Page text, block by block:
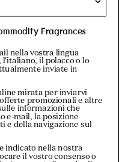
price
Fragrances
nella vostra lingua
il polacco o lo
inviate in
mirata per inviarvi
promozionali e altre
informazioni che
e-mail, la posizione
e della navigazione sul
indicato nella nostra
il vostro consenso o